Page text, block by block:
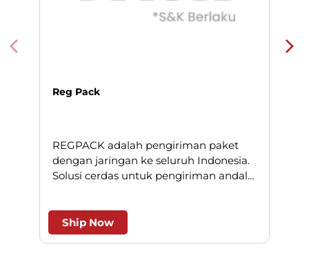
Reg Pack
REGPACK adalah pengiriman paket
dengan jaringan ke seluruh Indonesia.
Solusi cerdas untuk pengiriman andal
Ship Now